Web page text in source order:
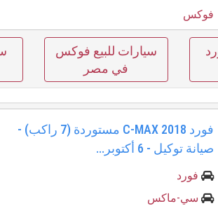
فوكس
سيارات للبيع فوكس
في مصر
فورد C-MAX 2018 مستوردة (7 راكب) -
صيانة توكيل - 6 أكتوبر...
فورد
سي-ماكس